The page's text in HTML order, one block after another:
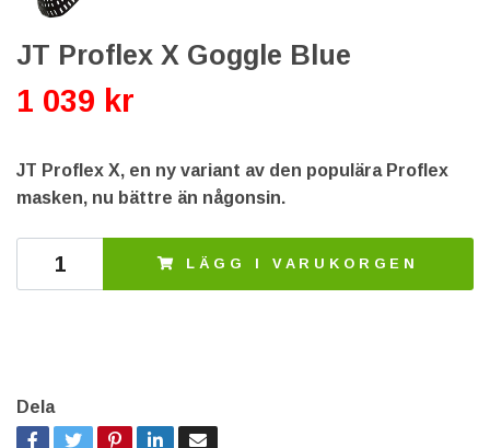
JT Proflex X Goggle Blue
1 039 kr
JT Proflex X, en ny variant av den populära Proflex
masken, nu bättre än någonsin.
LÄGG I VARUKORGEN
Dela